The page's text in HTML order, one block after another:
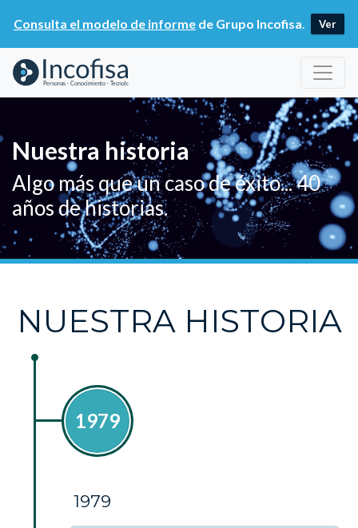
Consulta el modelo de informe de Grupo Incofisa. Ver
Nuestra historia
Algo más que un caso de éxito... 40
años de historias.
NUESTRA HISTORIA
1979
1979